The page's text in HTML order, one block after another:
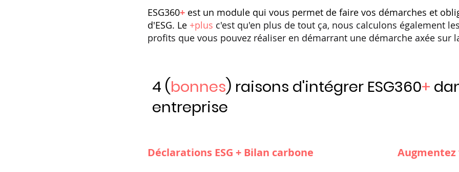
ESG360+ est un module qui vous permet de faire vos démarches et
d'ESG. Le +plus c'est qu'en plus de tout ça, nous calculons également
profits que vous pouvez réaliser en démarrant une démarche axée sur
4 (bonnes) raisons d'intégrer ESG360+
entreprise
Déclarations ESG + Bilan carbone